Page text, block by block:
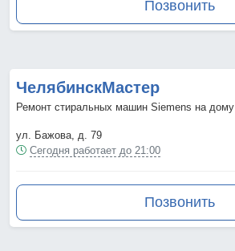
Позвонить
ЧелябинскМастер
Ремонт стиральных машин Siemens на дому
ул. Бажова, д. 79
Сегодня работает до 21:00
Позвонить